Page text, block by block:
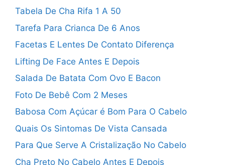
Tabela De Cha Rifa 1 A 50
Tarefa Para Crianca De 6 Anos
Facetas E Lentes De Contato Diferença
Lifting De Face Antes E Depois
Salada De Batata Com Ovo E Bacon
Foto De Bebê Com 2 Meses
Babosa Com Açúcar é Bom Para O Cabelo
Quais Os Sintomas De Vista Cansada
Para Que Serve A Cristalização No Cabelo
Cha Preto No Cabelo Antes E Depois